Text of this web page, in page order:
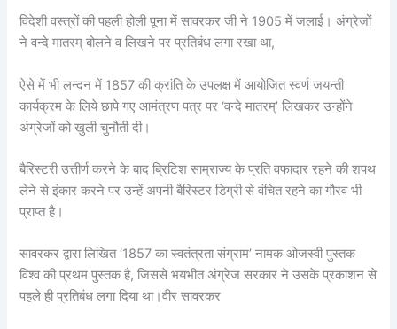
विदेशी वस्त्रों की पहली होली पूना में सावरकर जी ने 1905 में जलाई। अंग्रेजों
ने वन्दे मातरम् बोलने व लिखने पर प्रतिबंध लगा रखा था,
ऐसे में भी लन्दन में 1857 की क्रांति के उपलक्ष में आयोजित स्वर्ण जयन्ती
कार्यक्रम के लिये छापे गए आमंत्रण पत्र पर ‘वन्दे मातरम्’ लिखकर उन्होंने
अंग्रेजों को खुली चुनौती दी।
बैरिस्टरी उत्तीर्ण करने के बाद ब्रिटिश साम्राज्य के प्रति वफादार रहने की शपथ
लेने से इंकार करने पर उन्हें अपनी बैरिस्टर डिग्री से वंचित रहने का गौरव भी
प्राप्त है।
सावरकर द्वारा लिखित ‘1857 का स्वतंत्रता संग्राम’ नामक ओजस्वी पुस्तक
विश्व की प्रथम पुस्तक है, जिससे भयभीत अंग्रेज सरकार ने उसके प्रकाशन से
पहले ही प्रतिबंध लगा दिया था।वीर सावरकर